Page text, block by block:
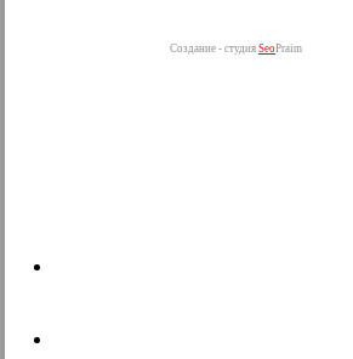
Создание - студия SeoPraim